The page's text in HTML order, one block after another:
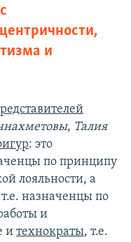
и
, Талия
: это
по принципу
лояльности, а
т.е. назначенцы по
и
и технократы, т.е.